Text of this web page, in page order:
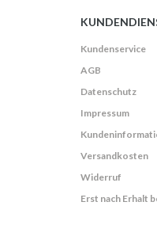
Kundenservice
AGB
Datenschutz
Impressum
Versandkosten
Widerruf
Erst nach Erhalt